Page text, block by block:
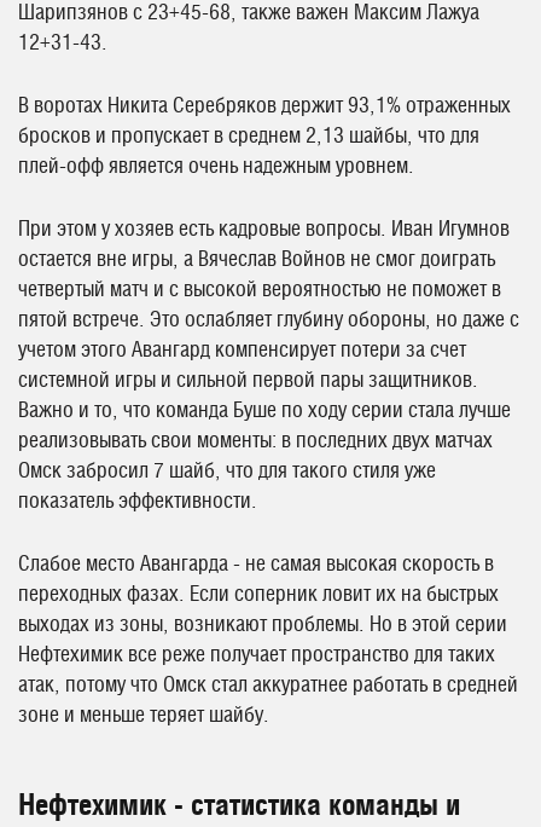
Шарипзянов с 23+45-68, также важен Максим Лажуа
12+31-43.
В воротах Никита Серебряков держит 93,1% отраженных
бросков и пропускает в среднем 2,13 шайбы, что для
плей-офф является очень надежным уровнем.
При этом у хозяев есть кадровые вопросы. Иван Игумнов
остается вне игры, а Вячеслав Войнов не смог доиграть
четвертый матч и с высокой вероятностью не поможет в
пятой встрече. Это ослабляет глубину обороны, но даже с
учетом этого Авангард компенсирует потери за счет
системной игры и сильной первой пары защитников.
Важно и то, что команда Буше по ходу серии стала лучше
реализовывать свои моменты: в последних двух матчах
Омск забросил 7 шайб, что для такого стиля уже
показатель эффективности.
Слабое место Авангарда - не самая высокая скорость в
переходных фазах. Если соперник ловит их на быстрых
выходах из зоны, возникают проблемы. Но в этой серии
Нефтехимик все реже получает пространство для таких
атак, потому что Омск стал аккуратнее работать в средней
зоне и меньше теряет шайбу.
Нефтехимик - статистика команды и